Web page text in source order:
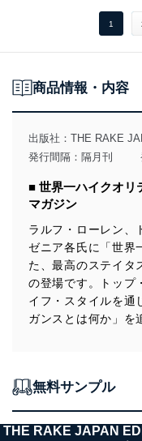
1
商品情報・内容
出版社： THE RAKE
発行間隔：隔月刊
■ 世界一ハイクオリ
マガジン
ラルフ・ローレン、
ゼニア各氏に「世界
た、最高のステイタ
の登場です。トップ
イフ・スタイルを通
ガンスとは何か」を
無料サンプル
THE RAKE JAPAN